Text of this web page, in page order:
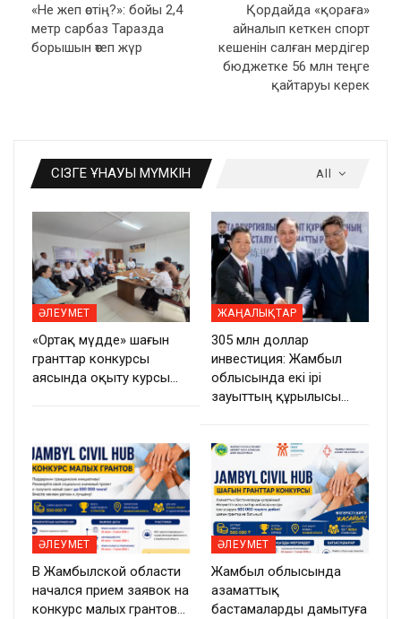
«Не жеп өстің?»: бойы 2,4
метр сарбаз Таразда
борышын өтеп жүр
Қордайда «қораға»
айналып кеткен спорт
кешенін салған мердігер
бюджетке 56 млн теңге
қайтаруы керек
All
СІЗГЕ ҰНАУЫ МҮМКІН
ӘЛЕУМЕТ
«Ортақ мүдде» шағын
гранттар конкурсы
аясында оқыту курсы…
ЖАҢАЛЫҚТАР
305 млн доллар
инвестиция: Жамбыл
облысында екі ірі
зауыттың құрылысы…
ӘЛЕУМЕТ
В Жамбылской области
начался прием заявок на
конкурс малых грантов…
ӘЛЕУМЕТ
Жамбыл облысында
азаматтық
бастамаларды дамытуға